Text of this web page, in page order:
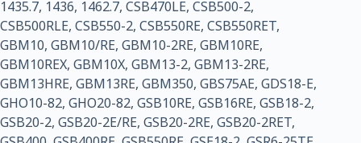
1435.7, 1436, 1462.7, CSB470LE, CSB500-2,
CSB500RLE, CSB550-2, CSB550RE, CSB550RET,
GBM10, GBM10/RE, GBM10-2RE, GBM10RE,
GBM10REX, GBM10X, GBM13-2, GBM13-2RE,
GBM13HRE, GBM13RE, GBM350, GBS75AE, GDS18-E,
GHO10-82, GHO20-82, GSB10RE, GSB16RE, GSB18-2,
GSB20-2, GSB20-2E/RE, GSB20-2RE, GSB20-2RET,